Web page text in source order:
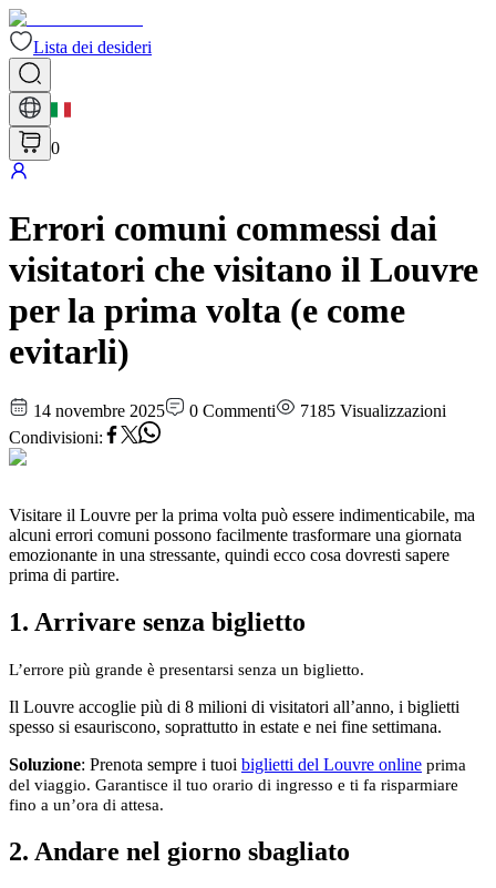
Lista dei desideri
0
Errori comuni commessi dai
visitatori che visitano il Louvre
per la prima volta (e come
evitarli)
14 novembre 2025 0 Commenti 7185 Visualizzazioni
Condivisioni:
Visitare il Louvre per la prima volta può essere indimenticabile, ma
alcuni errori comuni possono facilmente trasformare una giornata
emozionante in una stressante, quindi ecco cosa dovresti sapere
prima di partire.
1. Arrivare senza biglietto
L’errore più grande è presentarsi senza un biglietto.
Il Louvre accoglie più di 8 milioni di visitatori all’anno, i biglietti
spesso si esauriscono, soprattutto in estate e nei fine settimana.
Soluzione: Prenota sempre i tuoi biglietti del Louvre online prima
del viaggio. Garantisce il tuo orario di ingresso e ti fa risparmiare
fino a un’ora di attesa.
2. Andare nel giorno sbagliato